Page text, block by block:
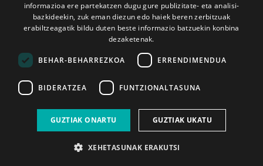
2026ko eka. 1a 2026ko mar. 1a
informazioa ere partekatzen dugu gure publizitate- eta analisi-
bazkideekin, zuk eman diezun edo haiek beren zerbitzuak
erabiltzeagatik bildu duten beste informazio batzuekin konbina
dezaketenak.
BEHAR-BEHARREZKOA ERRENDIMENDUA
BIDERATZEA FUNTZIONALTASUNA
GUZTIAK ONARTU GUZTIAK UKATU
XEHETASUNAK ERAKUTSI